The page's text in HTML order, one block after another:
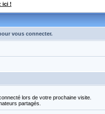
ici !
vous connecter.
lors de votre prochaine visite.
partagés.